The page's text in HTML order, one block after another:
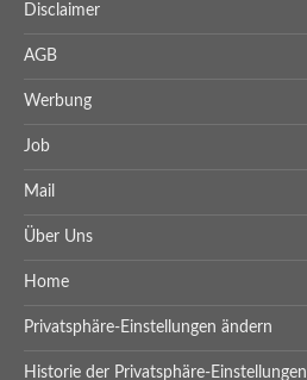
Disclaimer
AGB
Werbung
Job
Mail
Über Uns
Home
Privatsphäre-Einstellungen ändern
Historie der Privatsphäre-Einstellungen